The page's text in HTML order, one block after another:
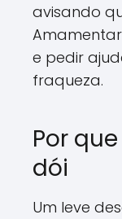
avisando
e pedir
fraqueza.
Por
dói
Um leve